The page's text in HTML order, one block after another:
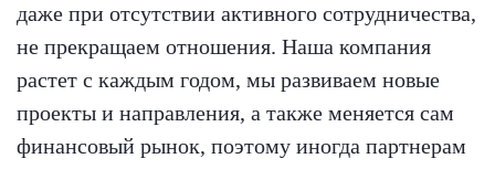
даже при отсутствии активного сотрудничества,
не прекращаем отношения. Наша компания
растет с каждым годом, мы развиваем новые
проекты и направления, а также меняется сам
финансовый рынок, поэтому иногда партнерам